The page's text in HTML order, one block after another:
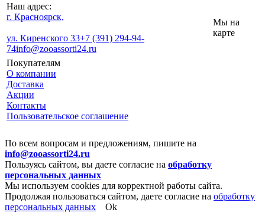
Наш адрес:
г. Красноярск,
ул. Киренского 33+7 (391) 294-94-
74info@zooassorti24.ru
Мы на
карте
Покупателям
О компании
Доставка
Акции
Контакты
Пользовательское соглашение
По всем вопросам и предложениям, пишите на
info@zooassorti24.ru
Пользуясь сайтом, вы даете согласие на обработку
персональных данных
Мы используем cookies для корректной работы сайта.
Продолжая пользоваться сайтом, даете согласие на обработку
персональных данных
Ok